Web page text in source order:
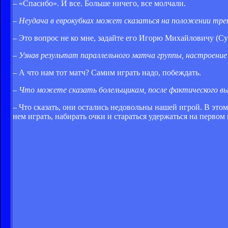
– «Спасибо». И все. Больше ничего, все молчали.
– Неудача в еврокубках может сказаться на положении
– Это вопрос не ко мне, задайте его Игорю Михайловичу
– Узнав результат параллельного матча группы,
– А что нам тот матч? Самим играть надо, побеждать.
– Что можете сказать болельщикам, после фактического
– Что сказать, они остались недовольны нашей игрой. В
нем играть, набирать очки и стараться удержаться на первом